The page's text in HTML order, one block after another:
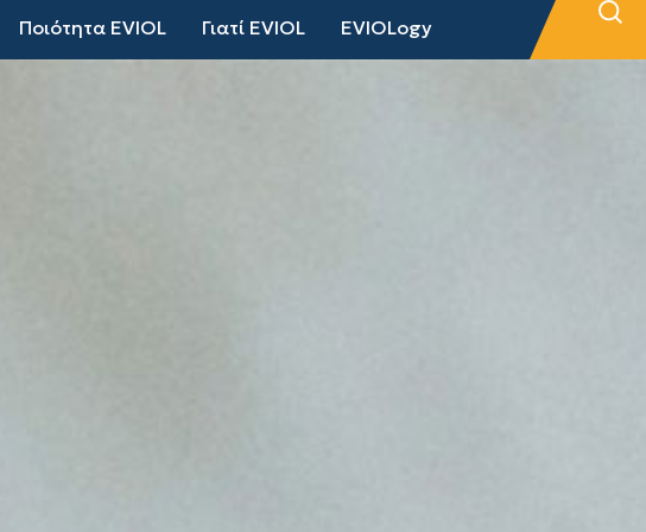
Ποιότητα EVIOL Γιατί EVIOL EVIOLogy